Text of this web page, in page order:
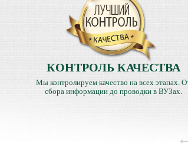
КОНТРОЛЬ КАЧЕСТВА
Мы контролируем качество на всех этапах.
сбора информации до проводки в ВУЗах.